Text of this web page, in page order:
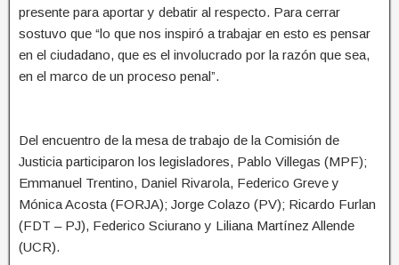
presente para aportar y debatir al respecto. Para cerrar
sostuvo que “lo que nos inspiró a trabajar en esto es pensar
en el ciudadano, que es el involucrado por la razón que sea,
en el marco de un proceso penal”.
Del encuentro de la mesa de trabajo de la Comisión de
Justicia participaron los legisladores, Pablo Villegas (MPF);
Emmanuel Trentino, Daniel Rivarola, Federico Greve y
Mónica Acosta (FORJA); Jorge Colazo (PV); Ricardo Furlan
(FDT – PJ), Federico Sciurano y Liliana Martínez Allende
(UCR).